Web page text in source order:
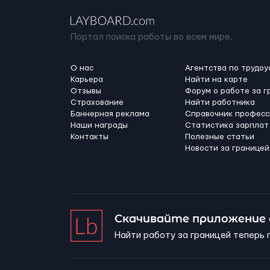
Портал поиска работы во всем мире.
О нас
Карьера
Отзывы
Страхование
Баннерная реклама
Наши награды
Контакты
Агентства по
Найти на карте
Форум о работе за
Найти работника
Справочник
Статистика зарплат
Полезные статьи
Новости за границей
Скачивайте
Найти работу за границей теперь